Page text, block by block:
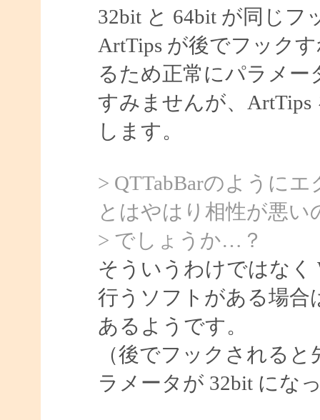
32bit と 64bit が同じフ
ArtTips が後でフック
るため正常にパラメー
すみませんが、
します。
> QTTabBarのように
とはやはり相性が悪い
> でしょうか…？
そういうわけではなく
行うソフトがある場合
あるようです。
（後でフックされる
ラメータが 32bit にな